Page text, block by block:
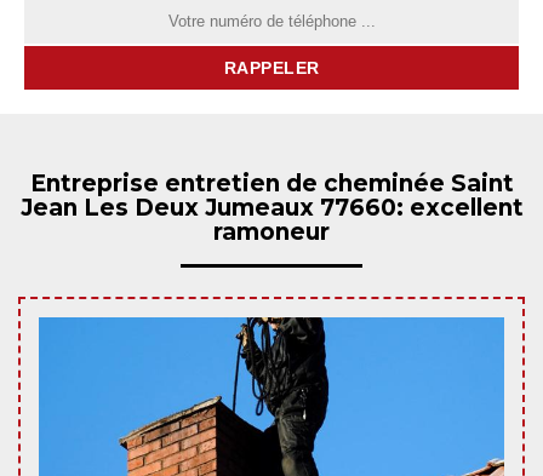
Entreprise entretien de cheminée Saint
Jean Les Deux Jumeaux 77660: excellent
ramoneur